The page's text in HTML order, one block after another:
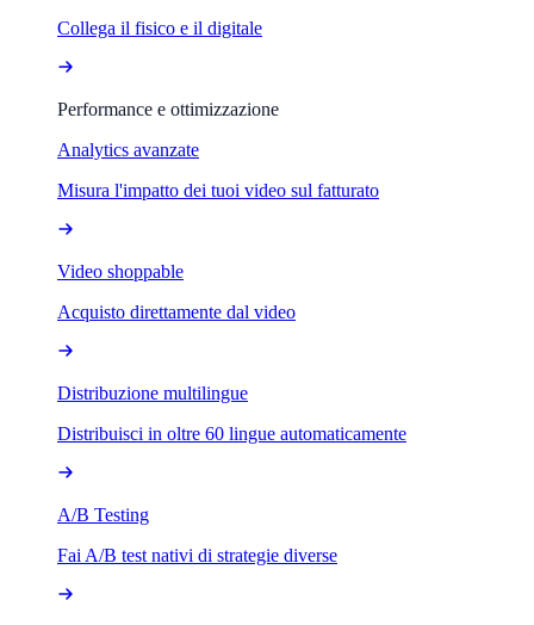
Collega il fisico e il digitale
Performance e ottimizzazione
Analytics avanzate
Misura l'impatto dei tuoi video sul fatturato
Video shoppable
Acquisto direttamente dal video
Distribuzione multilingue
Distribuisci in oltre 60 lingue automaticamente
A/B Testing
Fai A/B test nativi di strategie diverse